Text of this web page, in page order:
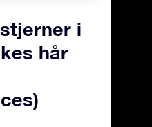
i
hår